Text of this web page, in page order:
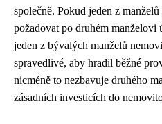
společně. Pokud jeden z
požadovat po druhém
jeden z bývalých manželů
spravedlivé, aby hradil běžné
nicméně to nezbavuje druhého
zásadních investicích do